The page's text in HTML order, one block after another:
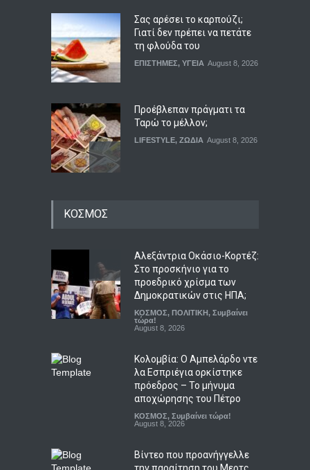
Σας αρέσει το καρπούζι;
Γιατί δεν πρέπει να πετάτε
τη φλούδα του
ΕΠΙΣΤΗΜΕΣ, ΥΓΕΙΑ August 8, 2026
Προέβλεπαν πράγματι τα
Ταρώ το μέλλον;
LIFESTYLE, ΖΩΔΙΑ August 8, 2026
Κούρτι
ΚΟΣΜΟΣ,ΠΟΛΙΤΙΚΗ,Συμβαίνει
August 8, 2026
Η ουκρανική startup που
κατασκευάζει τα drones με
Ρωσία
ΟΙΚΟΝΟΜΙΑ,Συμβαίνει τώρα!
ΤΕΧΝΟΛΟΓΙΑ
August 8, 2026
ΚΟΣΜΟΣ
Αλεξάντρια Οκάσιο-Κορτέζ:
Στο προσκήνιο για το
προεδρικό χρίσμα των
Δημοκρατικών στις ΗΠΑ;
ΚΟΣΜΟΣ, ΠΟΛΙΤΙΚΗ, Συμβαίνει
τώρα!
August 8, 2026
Κολομβία: Ο Αμπελάρδο ντε
λα Εσπριέγια ορκίστηκε
πρόεδρος – Το μήνυμα
αποχώρησης του Πέτρο
ΚΟΣΜΟΣ, Συμβαίνει τώρα!
August 8, 2026
Βίντεο που προανήγγελλε